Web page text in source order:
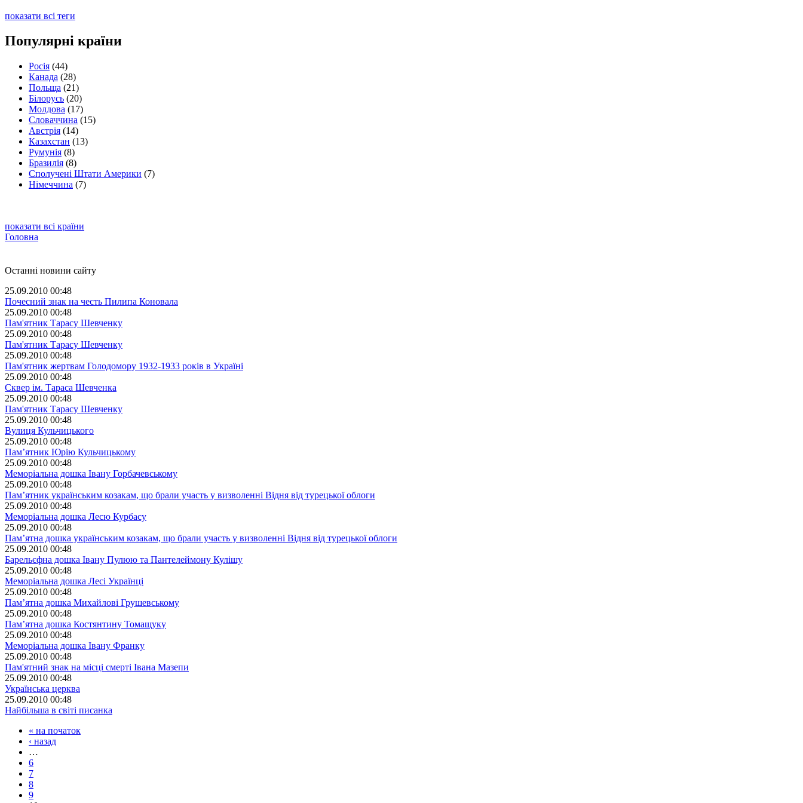
показати всі теги
Популярні країни
Росія (44)
Канада (28)
Польща (21)
Білорусь (20)
Молдова (17)
Словаччина (15)
Австрія (14)
Казахстан (13)
Румунія (8)
Бразилія (8)
Сполучені Штати Америки (7)
Німеччина (7)
показати всі країни
Головна
Останні новини сайту
25.09.2010 00:48
Почесний знак на честь Пилипа Коновала
25.09.2010 00:48
Пам'ятник Тарасу Шевченку
25.09.2010 00:48
Пам'ятник Тарасу Шевченку
25.09.2010 00:48
Пам'ятник жертвам Голодомору 1932-1933 років в Україні
25.09.2010 00:48
Сквер ім. Тараса Шевченка
25.09.2010 00:48
Пам'ятник Тарасу Шевченку
25.09.2010 00:48
Вулиця Кульчицького
25.09.2010 00:48
Пам’ятник Юрію Кульчицькому
25.09.2010 00:48
Меморіальна дошка Івану Горбачевському
25.09.2010 00:48
Пам’ятник українським козакам, що брали участь у визволенні Відня від турецької облоги
25.09.2010 00:48
Меморіальна дошка Лесю Курбасу
25.09.2010 00:48
Пам’ятна дошка українським козакам, що брали участь у визволенні Відня від турецької облоги
25.09.2010 00:48
Барельєфна дошка Івану Пулюю та Пантелеймону Кулішу
25.09.2010 00:48
Меморіальна дошка Лесі Українці
25.09.2010 00:48
Пам’ятна дошка Михайлові Грушевському
25.09.2010 00:48
Пам’ятна дошка Костянтину Томащуку
25.09.2010 00:48
Меморіальна дошка Івану Франку
25.09.2010 00:48
Пам'ятний знак на місці смерті Івана Мазепи
25.09.2010 00:48
Українська церква
25.09.2010 00:48
Найбільша в світі писанка
« на початок
‹ назад
…
6
7
8
9